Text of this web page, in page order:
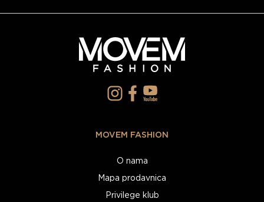
MOVEM FASHION
O nama
Mapa prodavnica
Privilege klub